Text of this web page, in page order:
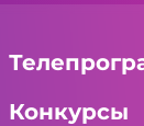
Конкурсы